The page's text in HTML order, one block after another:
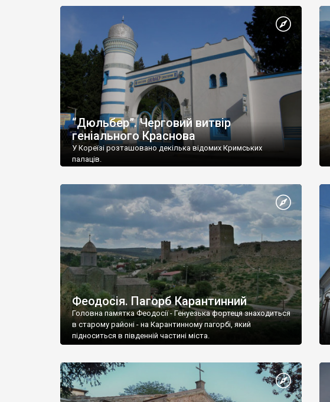
“Дюльбер”. Черговий витвір
геніального Краснова
У Кореїзі розташовано декілька відомих Кримських
палаців.
Феодосія. Пагорб Карантинний
Головна памятка Феодосії - Генуезька фортеця знаходиться
в старому районі - на Карантинному пагорбі, який
підноситься в південній частині міста.